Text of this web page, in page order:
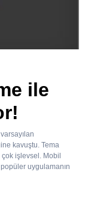
ile
kavuştu. Tema
işlevsel. Mobil
uygulamanın